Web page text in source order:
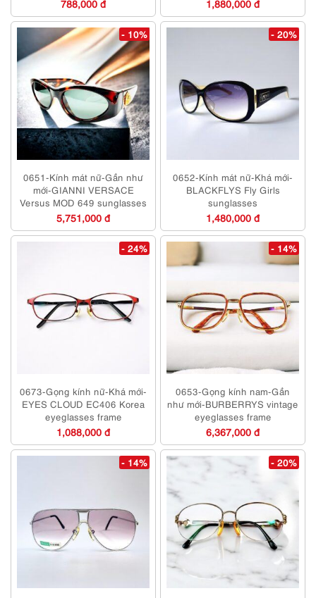
788,000 đ 1,880,000 đ
- 10%
0651-Kính mát nữ-Gần như
mới-GIANNI VERSACE
Versus MOD 649 sunglasses
5,751,000 đ
- 20%
0652-Kính mát nữ-Khá mới-
BLACKFLYS Fly Girls
sunglasses
1,480,000 đ
- 24%
0673-Gọng kính nữ-Khá mới-
EYES CLOUD EC406 Korea
eyeglasses frame
1,088,000 đ
- 14%
0653-Gọng kính nam-Gần
như mới-BURBERRYS vintage
eyeglasses frame
6,367,000 đ
- 14% - 20%